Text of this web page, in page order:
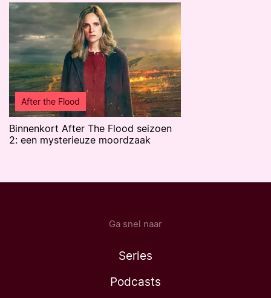
After the Flood
Binnenkort After The Flood seizoen
2: een mysterieuze moordzaak
Ga snel naar
Series
Podcasts